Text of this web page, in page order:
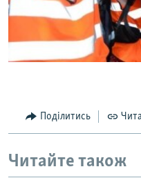
Поділитись
Читайте також